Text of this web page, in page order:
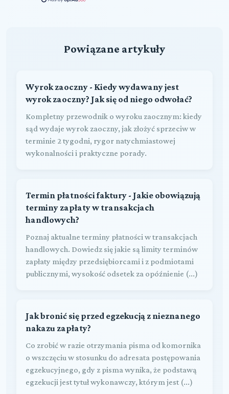
Powiązane artykuły
Wyrok zaoczny - Kiedy wydawany jest
wyrok zaoczny? Jak się od niego odwołać?
Kompletny przewodnik o wyroku zaocznym: kiedy
sąd wydaje wyrok zaoczny, jak złożyć sprzeciw w
terminie 2 tygodni, rygor natychmiastowej
wykonalności i praktyczne porady.
Termin płatności faktury - Jakie obowiązują
terminy zapłaty w transakcjach
handlowych?
Poznaj aktualne terminy płatności w transakcjach
handlowych. Dowiedz się jakie są limity terminów
zapłaty między przedsiębiorcami i z podmiotami
publicznymi, wysokość odsetek za opóźnienie (...)
Jak bronić się przed egzekucją z nieznanego
nakazu zapłaty?
Co zrobić w razie otrzymania pisma od komornika
o wszczęciu w stosunku do adresata postępowania
egzekucyjnego, gdy z pisma wynika, że podstawą
egzekucji jest tytuł wykonawczy, którym jest (...)